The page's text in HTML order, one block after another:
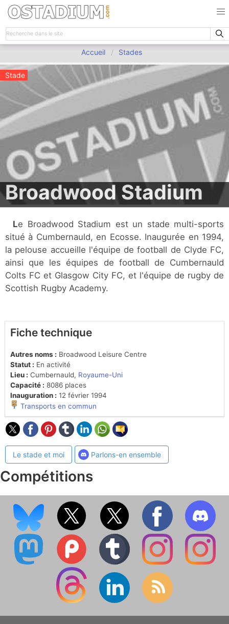
Accueil Stades
Stade
Broadwood Stadium
Le Broadwood Stadium est un stade multi-sports
situé à Cumbernauld, en Ecosse. Inaugurée en 1994,
la pelouse accueille l'équipe de football de Clyde FC,
ainsi que les équipes de football de Cumbernauld
Colts FC et Glasgow City FC, et l'équipe de rugby de
Scottish Rugby Academy.
Fiche technique
Autres noms : Broadwood Leisure Centre
Statut : En activité
Lieu : Cumbernauld, Royaume-Uni
Capacité : 8086 places
Inauguration : 12 février 1994
Transports en commun
Le stade et moi Parlons-en ensemble
Compétitions